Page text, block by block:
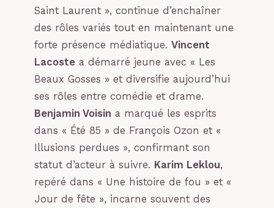
Saint Laurent », continue d’enchaîner
des rôles variés tout en maintenant une
forte présence médiatique. Vincent
Lacoste a démarré jeune avec « Les
Beaux Gosses » et diversifie aujourd’hui
ses rôles entre comédie et drame.
Benjamin Voisin a marqué les esprits
dans « Été 85 » de François Ozon et «
Illusions perdues », confirmant son
statut d’acteur à suivre. Karim Leklou,
repéré dans « Une histoire de fou » et «
Jour de fête », incarne souvent des